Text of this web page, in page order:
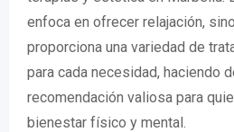
enfoca en ofrecer relajación,
proporciona una variedad de
para cada necesidad, haciendo
recomendación valiosa para
bienestar físico y mental.